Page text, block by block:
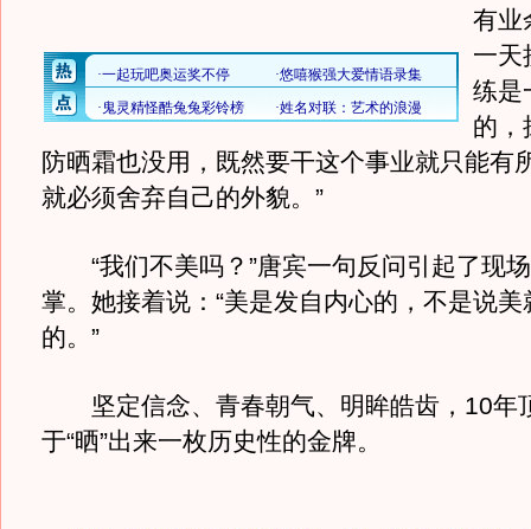
有业
一天
练是
的，
防晒霜也没用，既然要干这个事业就只能有
就必须舍弃自己的外貌。”
“我们不美吗？”唐宾一句反问引起了现
掌。她接着说：“美是发自内心的，不是说
的。”
坚定信念、青春朝气、明眸皓齿，10年
于“晒”出来一枚历史性的金牌。